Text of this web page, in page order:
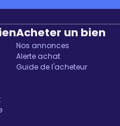
Acheter un bien
Nos annonces
Alerte achat
Guide de l'acheteur